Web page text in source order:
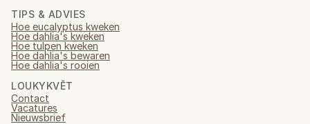
TIPS & ADVIES
Hoe eucalyptus kweken
Hoe dahlia's kweken
Hoe tulpen kweken
Hoe dahlia's bewaren
Hoe dahlia's rooien
LOUKYKVĚT
Contact
Vacatures
Nieuwsbrief